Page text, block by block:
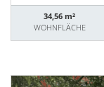
34,56 m²
WOHNFLÄCHE